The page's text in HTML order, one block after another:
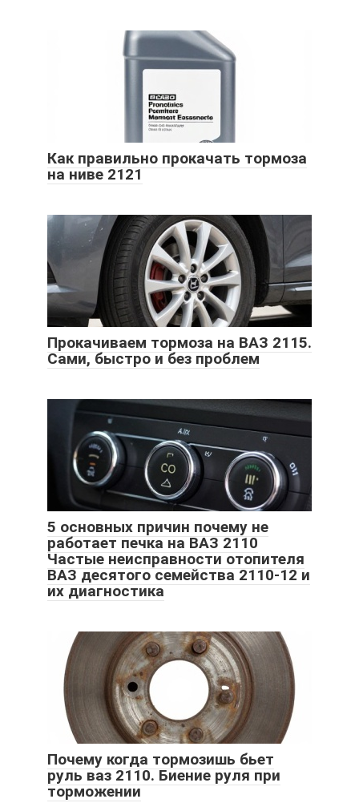
Как правильно прокачать тормоза
на ниве 2121
Прокачиваем тормоза на ВАЗ 2115.
Сами, быстро и без проблем
5 основных причин почему не
работает печка на ВАЗ 2110
Частые неисправности отопителя
ВАЗ десятого семейства 2110-12 и
их диагностика
Почему когда тормозишь бьет
руль ваз 2110. Биение руля при
торможении